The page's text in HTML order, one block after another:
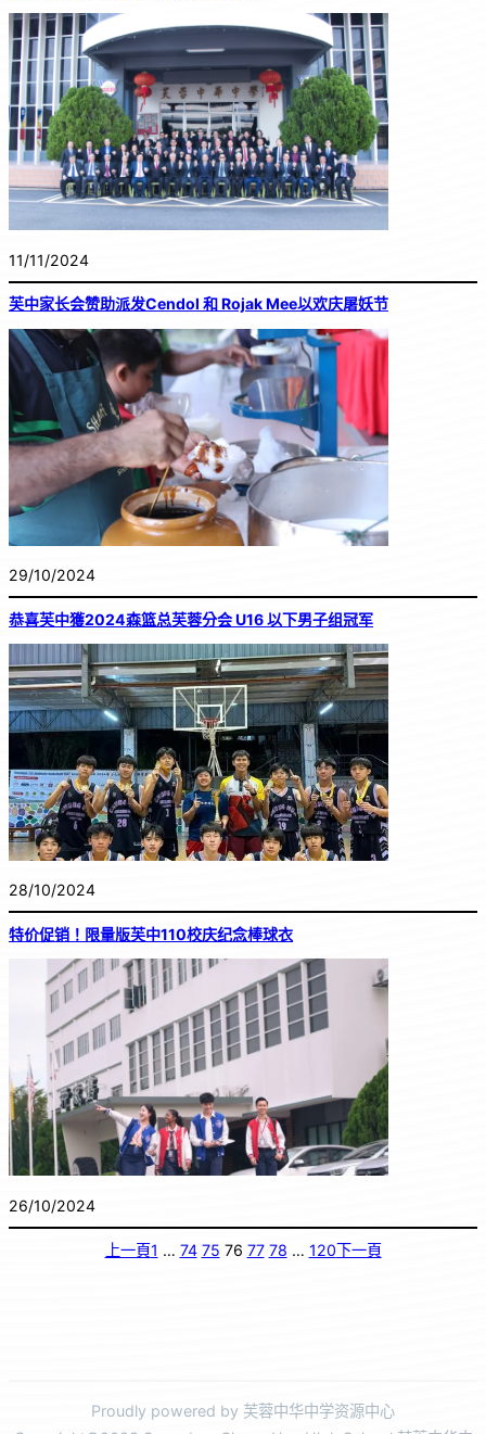
11/11/2024
芙中家长会赞助派发Cendol 和 Rojak Mee以欢庆屠妖节
29/10/2024
恭喜芙中獲2024森篮总芙蓉分会 U16 以下男子组冠军
28/10/2024
特价促销！限量版芙中110校庆纪念棒球衣
26/10/2024
上一頁1 … 74 75 76 77 78 … 120下一頁
Proudly powered by 芙蓉中华中学资源中心